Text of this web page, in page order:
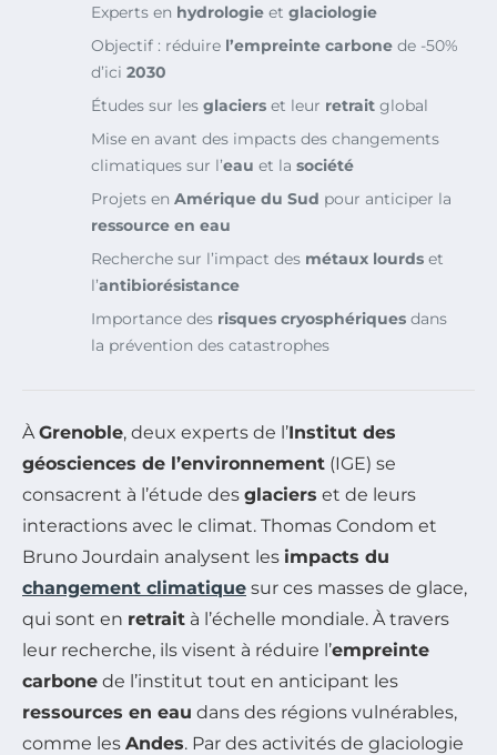
Experts en hydrologie et glaciologie
Objectif : réduire l’empreinte carbone de -50%
d’ici 2030
Études sur les glaciers et leur retrait global
Mise en avant des impacts des changements
climatiques sur l’eau et la société
Projets en Amérique du Sud pour anticiper la
ressource en eau
Recherche sur l’impact des métaux lourds et
l’antibiorésistance
Importance des risques cryosphériques dans
la prévention des catastrophes
ÀGrenoble, deux experts de l’Institut des
géosciences de l’environnement (IGE) se
consacrent à l’étude des glaciers et de leurs
interactions avec le climat. Thomas Condom et
Bruno Jourdain analysent les impacts du
changement climatique sur ces masses de glace,
qui sont en retrait à l’échelle mondiale. À travers
leur recherche, ils visent à réduire l’empreinte
carbone de l’institut tout en anticipant les
ressources en eau dans des régions vulnérables,
comme les Andes. Par des activités de glaciologie